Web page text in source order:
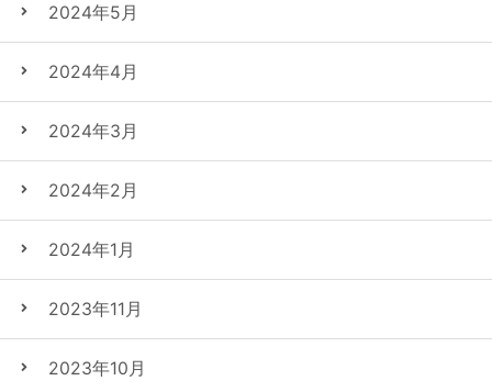
2024年5月
2024年4月
2024年3月
2024年2月
2024年1月
2023年11月
2023年10月